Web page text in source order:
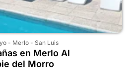
- Merlo- San Luis
en Merlo Al
del Morro